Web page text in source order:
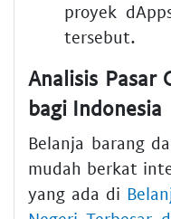
proyek
tersebut.
Analisis Pasar
bagi Indonesia
Belanja barang
mudah berkat
yang ada di